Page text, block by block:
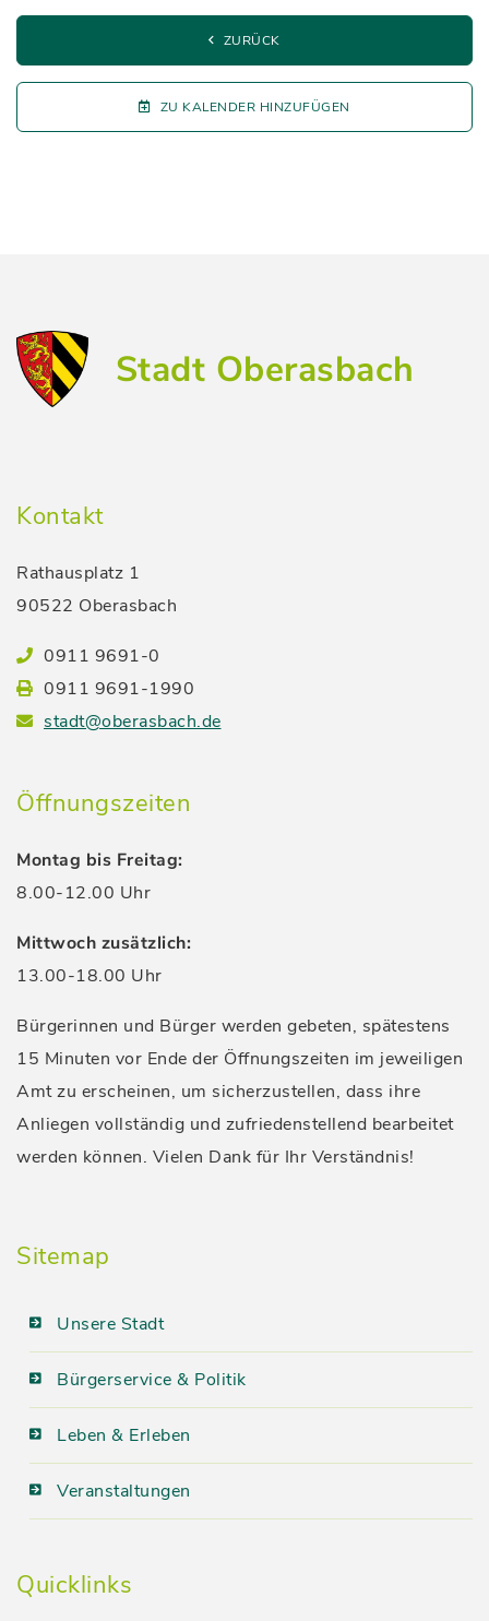
ZURÜCK
ZU KALENDER HINZUFÜGEN
Stadt Oberasbach
Kontakt
Rathausplatz 1
90522 Oberasbach
0911 9691-0
0911 9691-1990
stadt@oberasbach.de
Öffnungszeiten
Montag bis Freitag:
8.00-12.00 Uhr
Mittwoch zusätzlich:
13.00-18.00 Uhr
Bürgerinnen und Bürger werden gebeten, spätestens
15 Minuten vor Ende der Öffnungszeiten im jeweiligen
Amt zu erscheinen, um sicherzustellen, dass ihre
Anliegen vollständig und zufriedenstellend bearbeitet
werden können. Vielen Dank für Ihr Verständnis!
Sitemap
Unsere Stadt
Bürgerservice & Politik
Leben & Erleben
Veranstaltungen
Quicklinks